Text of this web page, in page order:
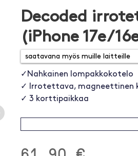
Decoded
(iPhone 17e/
✓Nahkainen lompakkokotelo
✓ Irrotettava, magneettinen
✓ 3 korttipaikkaa